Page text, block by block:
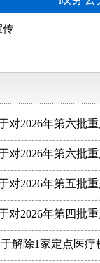
传
对2026年第六批
对2026年第六批
对2026年第五批
对2026年第四批
解除1家定点医